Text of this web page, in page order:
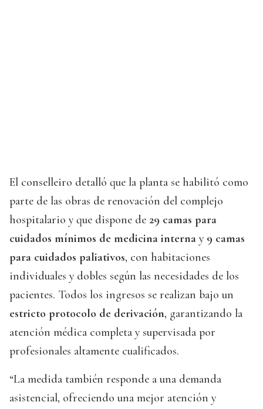
El conselleiro detalló que la planta se habilitó como
parte de las obras de renovación del complejo
hospitalario y que dispone de 29 camas para
cuidados mínimos de medicina interna y 9 camas
para cuidados paliativos, con habitaciones
individuales y dobles según las necesidades de los
pacientes. Todos los ingresos se realizan bajo un
estricto protocolo de derivación, garantizando la
atención médica completa y supervisada por
profesionales altamente cualificados.
“La medida también responde a una demanda
asistencial, ofreciendo una mejor atención y